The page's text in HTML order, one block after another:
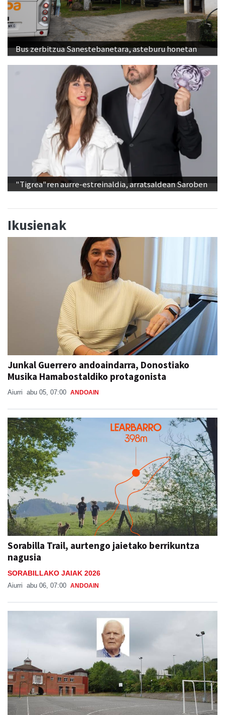
Bus zerbitzua Sanestebanetara, asteburu honetan
"Tigrea"ren aurre-estreinaldia, arratsaldean Saroben
Ikusienak
Junkal Guerrero andoaindarra, Donostiako
Musika Hamabostaldiko protagonista
Aiurri abu 05, 07:00 ANDOAIN
Sorabilla Trail, aurtengo jaietako berrikuntza
nagusia
SORABILLAKO JAIAK 2026
Aiurri abu 06, 07:00 ANDOAIN